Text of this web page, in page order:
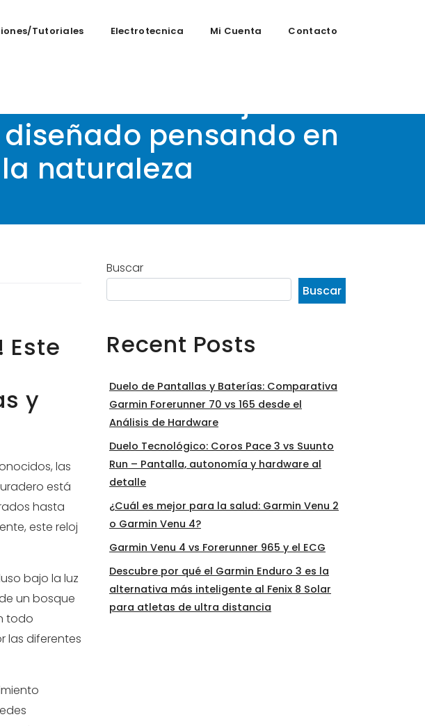
tutoriales Electrotecnica Mi Cuenta Contacto
pensando en
naturaleza
Este
y
las
está
hasta
este reloj
bajo la luz
un bosque
todo
las diferentes
Buscar
Buscar
Recent Posts
Duelo de Pantallas y Baterías: Comparativa
Garmin Forerunner 70 vs 165 desde el
Análisis de Hardware
Duelo Tecnológico: Coros Pace 3 vs Suunto
Run – Pantalla, autonomía y hardware al
detalle
¿Cuál es mejor para la salud: Garmin Venu 2
o Garmin Venu 4?
Garmin Venu 4 vs Forerunner 965 y el ECG
Descubre por qué el Garmin Enduro 3 es la
alternativa más inteligente al Fenix 8 Solar
para atletas de ultra distancia